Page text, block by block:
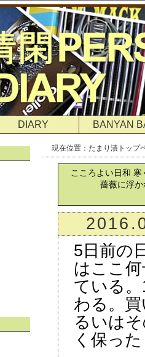
DIARY BANYAN
現在位置： たまり漬トップ
こころよい日和
薔薇に浮
5日前の
はここ
ている
わる。
るいは
く保っ